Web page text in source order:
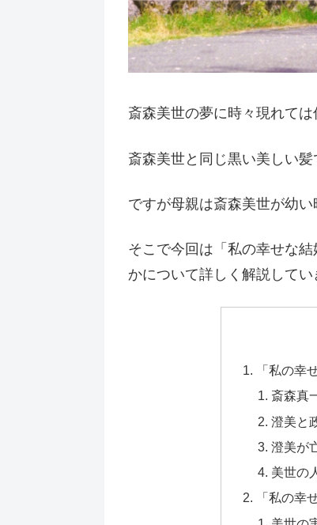
斎森美世の夢に時々現れて
斎森美世と同じ黒い美しい
ですが母親は斎森美世が幼い
そこで今回は「私の幸せな
かについて詳しく解説してい
「私の幸
斎森真
澄美と
澄美が
美世の
「私の幸